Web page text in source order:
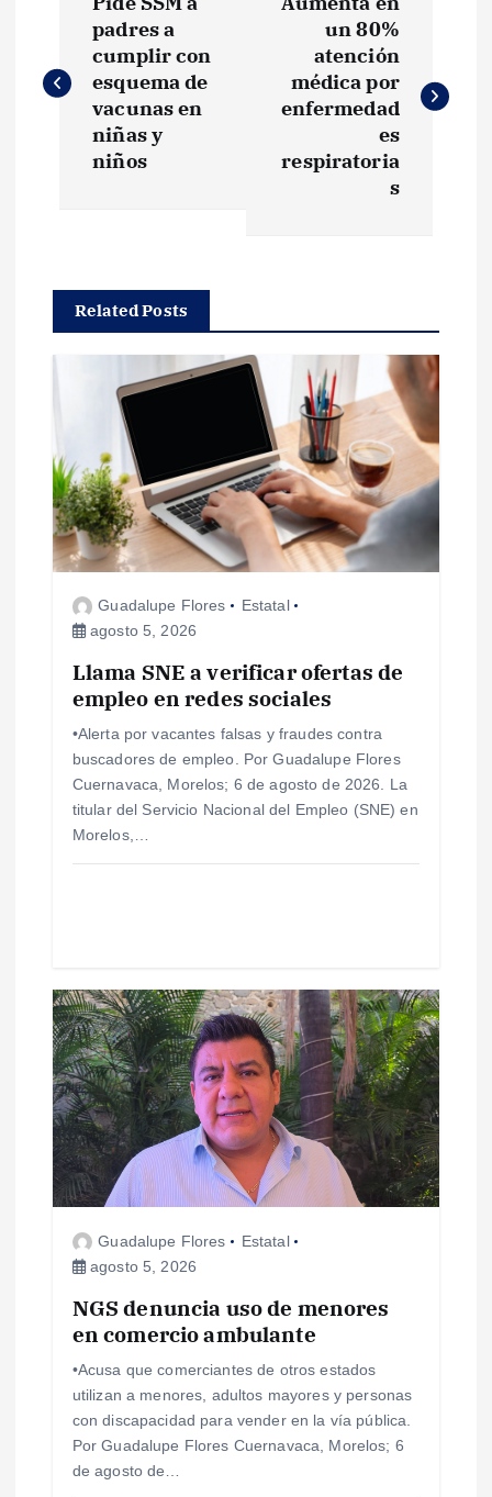
v
c
ó
n
d
e
s
padres a
cumplir con
esquema de
vacunas en
niñas y
niños
un 80%
atención
médica por
enfermedad
es
respiratoria
s
Related Posts
Guadalupe Flores
Estatal
agosto 5, 2026
Llama SNE a verificar ofertas de
empleo en redes sociales
•Alerta por vacantes falsas y fraudes contra
buscadores de empleo. Por Guadalupe Flores
Cuernavaca, Morelos; 6 de agosto de 2026. La
titular del Servicio Nacional del Empleo (SNE) en
Morelos,…
Guadalupe Flores
Estatal
agosto 5, 2026
NGS denuncia uso de menores
en comercio ambulante
•Acusa que comerciantes de otros estados
utilizan a menores, adultos mayores y personas
con discapacidad para vender en la vía pública.
Por Guadalupe Flores Cuernavaca, Morelos; 6
de agosto de…